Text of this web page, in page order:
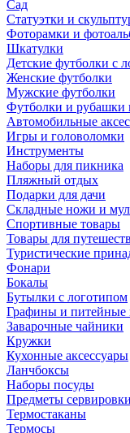
Сад
Статуэтки и
Фоторамки и
Шкатулки
Детские футболки с
Женские футболки
Мужские футболки
Футболки и рубашки
Автомобильные
Игры и головоломки
Инструменты
Наборы для пикника
Пляжный отдых
Подарки для дачи
Складные ножи и
Спортивные товары
Товары для
Туристические
Фонари
Бокалы
Бутылки с логотипом
Графины и питейные
Заварочные чайники
Кружки
Кухонные аксессуары
Ланчбоксы
Наборы посуды
Предметы сервировки
Термостаканы
Термосы